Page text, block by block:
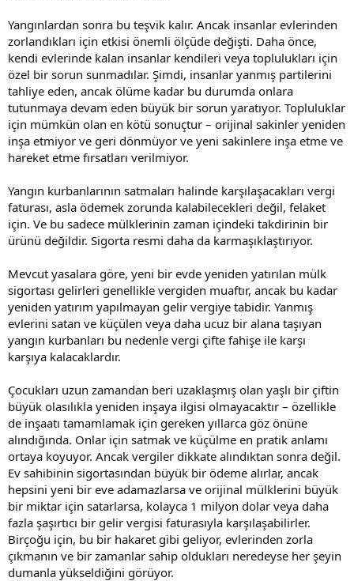
Yangınlardan sonra bu teşvik kalır. Ancak insanlar evlerinden
zorlandıkları için etkisi önemli ölçüde değişti. Daha önce,
kendi evlerinde kalan insanlar kendileri veya toplulukları için
özel bir sorun sunmadılar. Şimdi, insanlar yanmış partilerini
tahliye eden, ancak ölüme kadar bu durumda onlara
tutunmaya devam eden büyük bir sorun yaratıyor. Topluluklar
için mümkün olan en kötü sonuçtur – orijinal sakinler yeniden
inşa etmiyor ve geri dönmüyor ve yeni sakinlere inşa etme ve
hareket etme fırsatları verilmiyor.
Yangın kurbanlarının satmaları halinde karşılaşacakları vergi
faturası, asla ödemek zorunda kalabilecekleri değil, felaket
için. Ve bu sadece mülklerinin zaman içindeki takdirinin bir
ürünü değildir. Sigorta resmi daha da karmaşıklaştırıyor.
Mevcut yasalara göre, yeni bir evde yeniden yatırılan mülk
sigortası gelirleri genellikle vergiden muaftır, ancak bu kadar
yeniden yatırım yapılmayan gelir vergiye tabidir. Yanmış
evlerini satan ve küçülen veya daha ucuz bir alana taşıyan
yangın kurbanları bu nedenle vergi çifte fahişe ile karşı
karşıya kalacaklardır.
Çocukları uzun zamandan beri uzaklaşmış olan yaşlı bir çiftin
büyük olasılıkla yeniden inşaya ilgisi olmayacaktır – özellikle
de inşaatı tamamlamak için gereken yıllarca göz önüne
alındığında. Onlar için satmak ve küçülme en pratik anlamı
ortaya koyuyor. Ancak vergiler dikkate alındıktan sonra değil.
Ev sahibinin sigortasından büyük bir ödeme alırlar, ancak
hepsini yeni bir eve adamazlarsa ve orijinal mülklerini büyük
bir miktar için satarlarsa, kolayca 1 milyon dolar veya daha
fazla şaşırtıcı bir gelir vergisi faturasıyla karşılaşabilirler.
Birçoğu için, bu bir hakaret gibi geliyor, evlerinden zorla
çıkmanın ve bir zamanlar sahip oldukları neredeyse her şeyin
dumanla yükseldiğini görüyor.